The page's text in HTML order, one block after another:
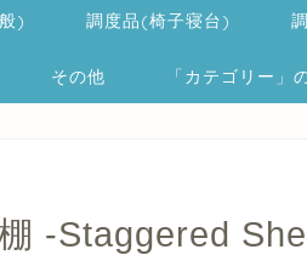
) 調度品(椅子寝台)
その他 「カテゴリー
-Staggered